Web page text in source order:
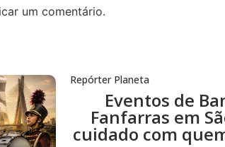
um comentário.
Repórter Planeta
Eventos de
Fanfarras em
cuidado com